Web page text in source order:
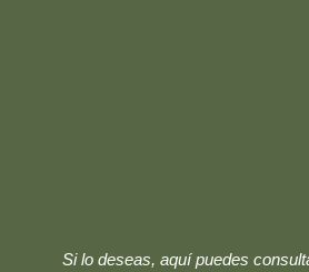
Si lo deseas, aquí puedes